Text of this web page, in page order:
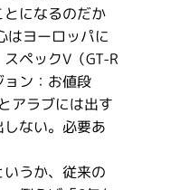
になるのだか
はヨーロッパに
ペックV（GT-R
ン：お値段
アラブには出す
ない。必要あ
うか、従来の